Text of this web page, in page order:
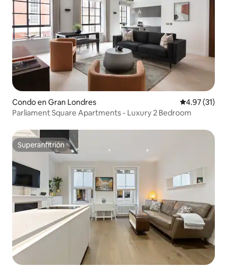
Condo en Gran Londres Calificación
4.97 (31)
Parliament Square Apartments - Luxury 2 Bedroom
Superanfitrión
Superanfitrión